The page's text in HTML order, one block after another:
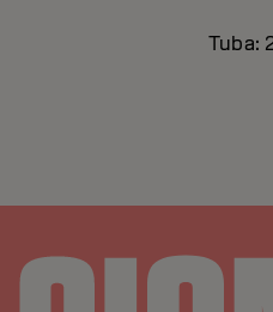
Tuba: